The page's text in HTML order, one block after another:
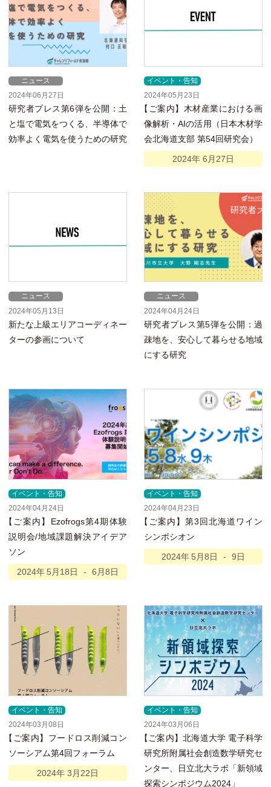
ニュース
2024年06月27日
研究者プレス第6弾を公開：土
と塩で電気をつくる、半導体で
効率よく電気を使うための研究
イベント・告知
2024年05月23日
【 ご案内】木材産業における画
像解析・AIの活用（日本木材学
会北海道支部 第54回研究会）
2024年 6月 27日
ニュース
2024年05月13日
新たな上級エリアコーディネー
ターの参画について
ニュース
2024年04月24日
研究者プレス第5弾を公開：過
疎地を、安心して暮らせる地域
にする研究
イベント・告知
2024年04月24日
【 ご案内】Ezofrogs第4期体験
説明会/地域課題解決アイデア
ソン
2024年 5月 18日 - 6月8日
イベント・告知
2024年04月23日
【 ご案内】第3回北海道ワイン
シンポシオン
2024年 5月8日 - 9日
イベント・告知
2024年03月08日
【 ご案内】フードロス削減コン
ソーシアム第4回フォーラム
2024年 3月 22日
イベント・告知
2024年03月06日
【ご案内】北海道大学 電子科学
研究所附属社会創造数学研究セ
ンター、日立北大ラボ「新領域
探索シンポジウム2024」